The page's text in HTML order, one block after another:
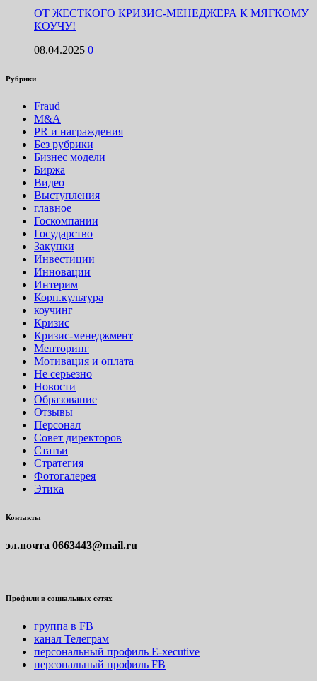
ОТ ЖЕСТКОГО КРИЗИС-МЕНЕДЖЕРА К МЯГКОМУ
КОУЧУ!
08.04.2025 0
Рубрики
Fraud
M&A
PR и награждения
Без рубрики
Бизнес модели
Биржа
Видео
Выступления
главное
Госкомпании
Государство
Закупки
Инвестиции
Инновации
Интерим
Корп.культура
коучинг
Кризис
Кризис-менеджмент
Менторинг
Мотивация и оплата
Не серьезно
Новости
Образование
Отзывы
Персонал
Совет директоров
Статьи
Стратегия
Фотогалерея
Этика
Контакты
эл.почта 0663443@mail.ru
Профили в социальных сетях
группа в FB
канал Телеграм
персональный профиль E-xecutive
персональный профиль FB